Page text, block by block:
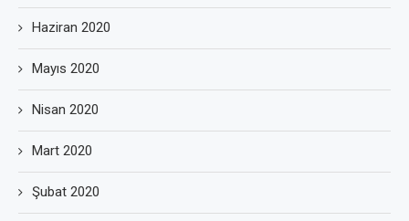
Haziran 2020
Mayıs 2020
Nisan 2020
Mart 2020
Şubat 2020